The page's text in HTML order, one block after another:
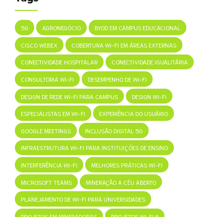
5G AGRONEGÓCIO BYOD EM CAMPUS EDUCACIONAL
CISCO WEBEX COBERTURA WI-FI EM ÁREAS EXTERNAS
CONECTIVIDADE HOSPITALAR CONECTIVIDADE IGUALITÁRIA
CONSULTORIA WI-FI DESEMPENHO DE WI-FI
DESIGN DE REDE WI-FI PARA CAMPUS DESIGN WI-FI
ESPECIALISTAS EM WI-FI EXPERIÊNCIA DO USUÁRIO
GOOGLE MEETINGS INCLUSÃO DIGITAL 5G
INFRAESTRUTURA WI-FI PARA INSTITUIÇÕES DE ENSINO
INTERFERÊNCIA WI-FI MELHORES PRÁTICAS WI-FI
MICROSOFT TEAMS MINERAÇÃO A CÉU ABERTO
PLANEJAMENTO DE WI-FI PARA UNIVERSIDADES